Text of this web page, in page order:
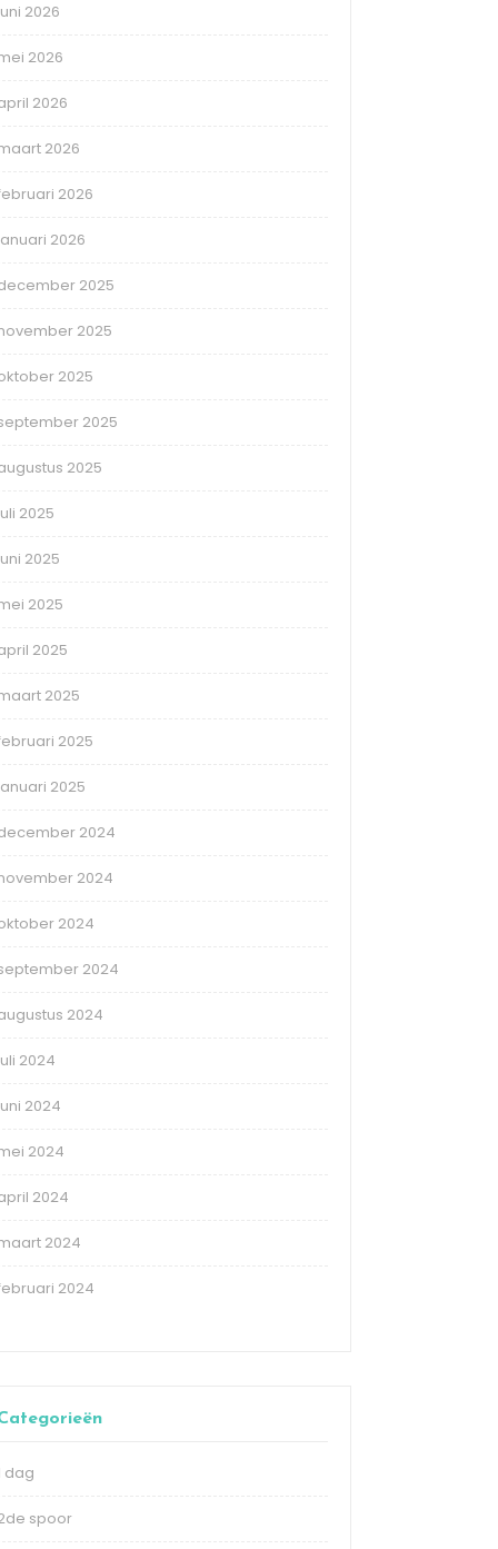
2026
2026
2026
2026
2026
2026
2025
2025
2025
2025
2025
2025
2025
2025
2025
2025
2025
2025
2024
2024
2024
2024
2024
2024
2024
2024
2024
2024
2024
dag
spoor